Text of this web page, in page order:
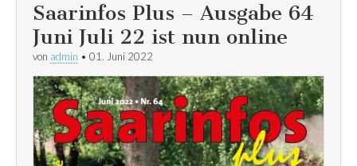
Saarinfos Plus – Ausgabe 64
Juni Juli 22 ist nun online
von admin • 01. Juni 2022